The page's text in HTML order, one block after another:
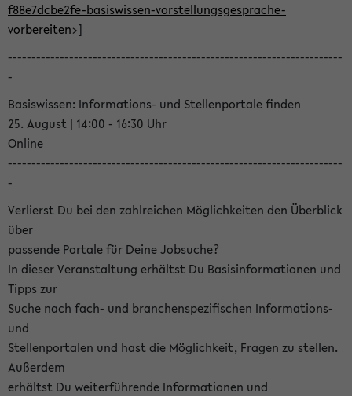
f88e7dcbe2fe-basiswissen-vorstellungsgesprache-
vorbereiten>]
-----------------------------------------------------------------------
-
Basiswissen: Informations- und Stellenportale finden
25. August | 14:00 - 16:30 Uhr
Online
-----------------------------------------------------------------------
-
Verlierst Du bei den zahlreichen Möglichkeiten den Überblick
über
passende Portale für Deine Jobsuche?
In dieser Veranstaltung erhältst Du Basisinformationen und
Tipps zur
Suche nach fach- und branchenspezifischen Informations-
und
Stellenportalen und hast die Möglichkeit, Fragen zu stellen.
Außerdem
erhältst Du weiterführende Informationen und